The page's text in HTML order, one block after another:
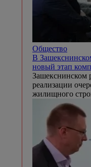
Общество
В
новый этап
Зашекснинском
реализации
жилищного